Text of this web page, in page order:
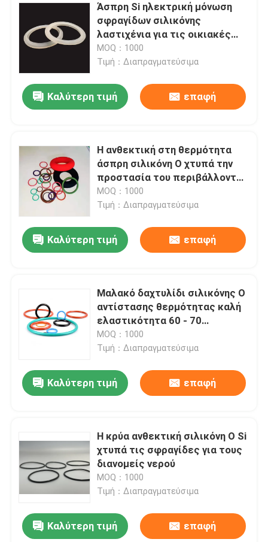
Αρχική Σελίδα
Άσπρη Si ηλεκτρική μόνωση
σφραγίδων σιλικόνης
λαστιχένια για τις οικιακές
συσκευές
MOQ：1000
Τιμή：Διαπραγματεύσιμα
Καλύτερη τιμή επαφή
Η ανθεκτική στη θερμότητα
άσπρη σιλικόνη Ο χτυπά την
προστασία του περιβάλλοντος
60 - 70 σκληρότητας
MOQ：1000
Τιμή：Διαπραγματεύσιμα
Καλύτερη τιμή επαφή
Μαλακό δαχτυλίδι σιλικόνης Ο
αντίστασης θερμότητας καλή
ελαστικότητα 60 - 70
σκληρότητας
MOQ：1000
Τιμή：Διαπραγματεύσιμα
Καλύτερη τιμή επαφή
Η κρύα ανθεκτική σιλικόνη Ο Si
χτυπά τις σφραγίδες για τους
διανομείς νερού
MOQ：1000
Τιμή：Διαπραγματεύσιμα
Καλύτερη τιμή επαφή